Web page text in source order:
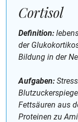
Cortisol
Definition:
der
Bildung in der
Aufgaben:
Fettsäuren aus
Proteinen zu